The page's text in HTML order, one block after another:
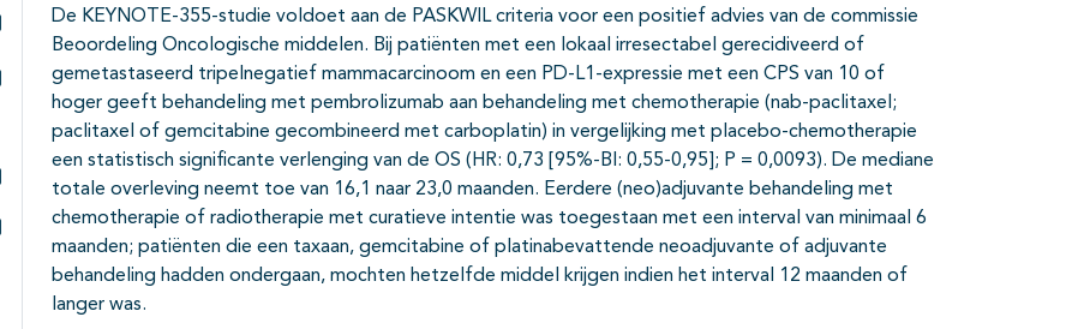
Subpagina's open- en dichtklappen
Subpagina's open- en dichtklappen
Subpagina's open- en dichtklappen
Subpagina's open- en dichtklappen
De KEYNOTE-355-studie voldoet aan de PASKWIL criteria voor een positief advies van de commissie
Beoordeling Oncologische middelen. Bij patiënten met een lokaal irresectabel gerecidiveerd of
gemetastaseerd tripelnegatief mammacarcinoom en een PD-L1-expressie met een CPS van 10 of
hoger geeft behandeling met pembrolizumab aan behandeling met chemotherapie (nab-paclitaxel;
paclitaxel of gemcitabine gecombineerd met carboplatin) in vergelijking met placebo-chemotherapie
een statistisch significante verlenging van de OS (HR: 0,73 [95%-BI: 0,55-0,95]; P = 0,0093). De mediane
totale overleving neemt toe van 16,1 naar 23,0 maanden. Eerdere (neo)adjuvante behandeling met
chemotherapie of radiotherapie met curatieve intentie was toegestaan met een interval van minimaal 6
maanden; patiënten die een taxaan, gemcitabine of platinabevattende neoadjuvante of adjuvante
behandeling hadden ondergaan, mochten hetzelfde middel krijgen indien het interval 12 maanden of
langer was.